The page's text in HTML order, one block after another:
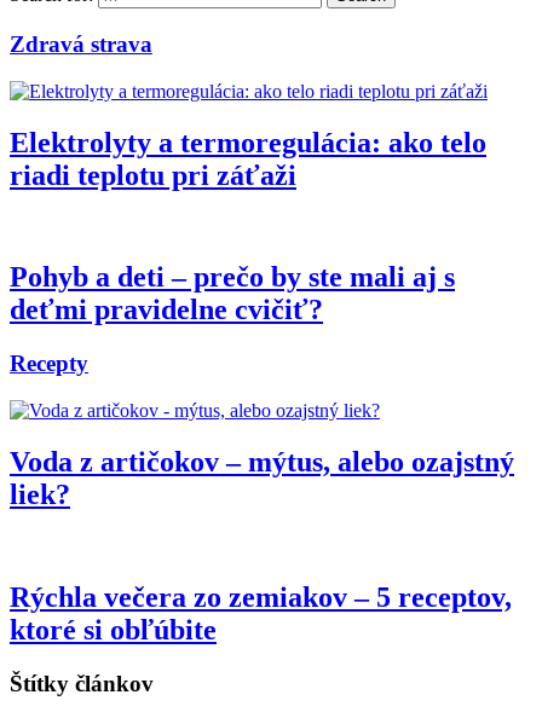
Zdravá strava
Elektrolyty a termoregulácia: ako telo
riadi teplotu pri záťaži
Pohyb a deti – prečo by ste mali aj s
deťmi pravidelne cvičiť?
Recepty
Voda z artičokov – mýtus, alebo ozajstný
liek?
Rýchla večera zo zemiakov – 5 receptov,
ktoré si obľúbite
Štítky článkov